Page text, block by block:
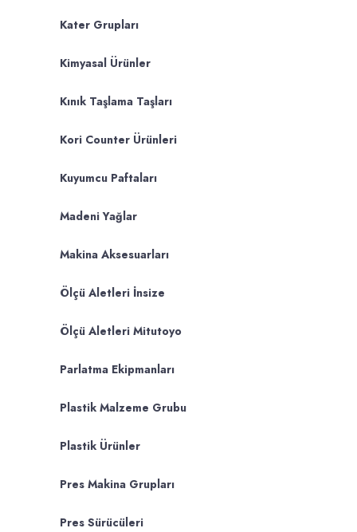
Kater Grupları
Kimyasal Ürünler
Kınık Taşlama Taşları
Kori Counter Ürünleri
Kuyumcu Paftaları
Madeni Yağlar
Makina Aksesuarları
Ölçü Aletleri İnsize
Ölçü Aletleri Mitutoyo
Parlatma Ekipmanları
Plastik Malzeme Grubu
Plastik Ürünler
Pres Makina Grupları
Pres Sürücüleri